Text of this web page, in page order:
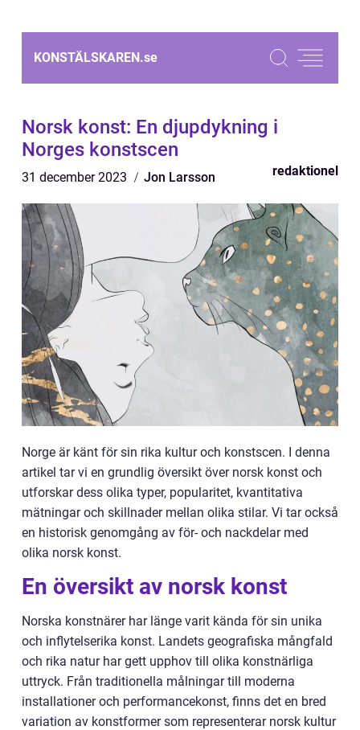
KONSTÄLSKAREN.se
Norsk konst: En djupdykning i
Norges konstscen
31 december 2023 Jon Larsson redaktionel
Norge är känt för sin rika kultur och konstscen. I denna
artikel tar vi en grundlig översikt över norsk konst och
utforskar dess olika typer, popularitet, kvantitativa
mätningar och skillnader mellan olika stilar. Vi tar också
en historisk genomgång av för- och nackdelar med
olika norsk konst.
En översikt av norsk konst
Norska konstnärer har länge varit kända för sin unika
och inflytelserika konst. Landets geografiska mångfald
och rika natur har gett upphov till olika konstnärliga
uttryck. Från traditionella målningar till moderna
installationer och performancekonst, finns det en bred
variation av konstformer som representerar norsk kultur